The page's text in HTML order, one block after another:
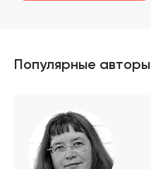
Популярные авторы